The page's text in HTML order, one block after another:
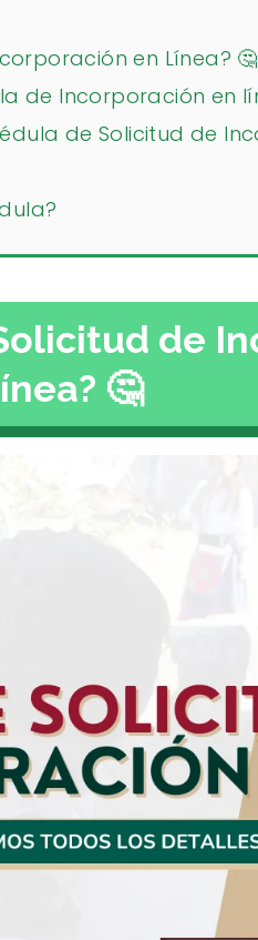
en Línea? 🤔
de Incorporación en
de Solicitud de
de
🤔